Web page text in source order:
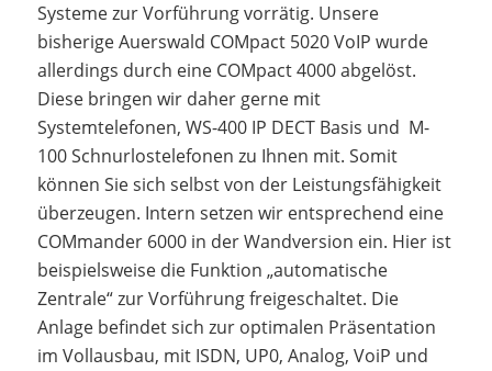
Systeme zur Vorführung vorrätig. Unsere
bisherige Auerswald COMpact 5020 VoIP wurde
allerdings durch eine COMpact 4000 abgelöst.
Diese bringen wir daher gerne mit
Systemtelefonen, WS-400 IP DECT Basis und M-
100 Schnurlostelefonen zu Ihnen mit. Somit
können Sie sich selbst von der Leistungsfähigkeit
überzeugen. Intern setzen wir entsprechend eine
COMmander 6000 in der Wandversion ein. Hier ist
beispielsweise die Funktion „automatische
Zentrale“ zur Vorführung freigeschaltet. Die
Anlage befindet sich zur optimalen Präsentation
im Vollausbau, mit ISDN, UP0, Analog, VoiP und